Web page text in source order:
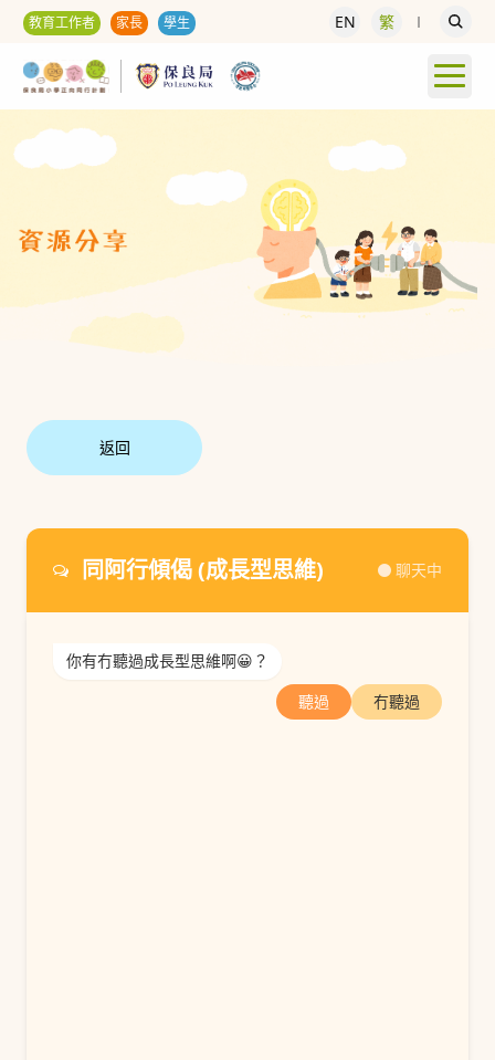
教育工作者 家長 學生 EN 繁
返回
同阿行傾偈 (成長型思維) 聊天中
你有冇聽過成長型思維啊😀？
聽過 冇聽過